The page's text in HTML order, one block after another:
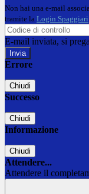
Non hai una e-mail
tramite la Login Spaggiari
E-mail inviata, si
Errore
Chiudi
Successo
Chiudi
Informazione
Chiudi
Attendere...
Attendere il